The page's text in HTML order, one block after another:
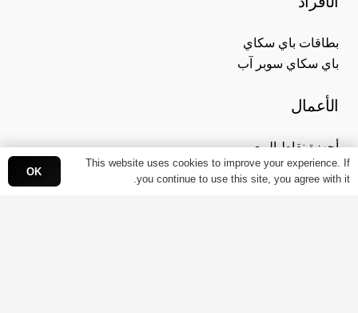
بطاقات باي سكاي
باي سكاي سوبر آب
الأعمال
أجهزة نقاط البيع
خدمات المدفوعات
مبادرة الإيصال الإلكتروني
This website uses cookies to improve your experience. If
you continue to use this site, you agree with it.
OK